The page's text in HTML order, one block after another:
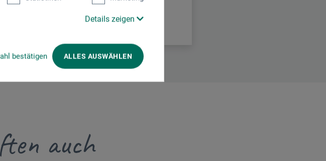
Details zeigen
bestätigen ALLES AUSWÄHLEN
auch